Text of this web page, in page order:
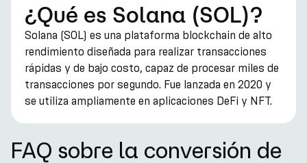
¿Qué es Solana (SOL)?
Solana (SOL) es una plataforma blockchain de alto
rendimiento diseñada para realizar transacciones
rápidas y de bajo costo, capaz de procesar miles de
transacciones por segundo. Fue lanzada en 2020 y
se utiliza ampliamente en aplicaciones DeFi y NFT.
FAQ sobre la conversión de